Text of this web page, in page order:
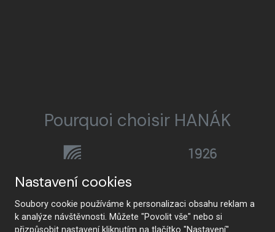
Pourquoi choisir HANÁK
HANÁK Interior Concept
Nastavení cookies
Soubory cookie používáme k personalizaci obsahu reklam a
k analýze návštěvnosti. Můžete "Povolit vše" nebo si
přizpůsobit nastavení kliknutím na tlačítko "Nastavení".